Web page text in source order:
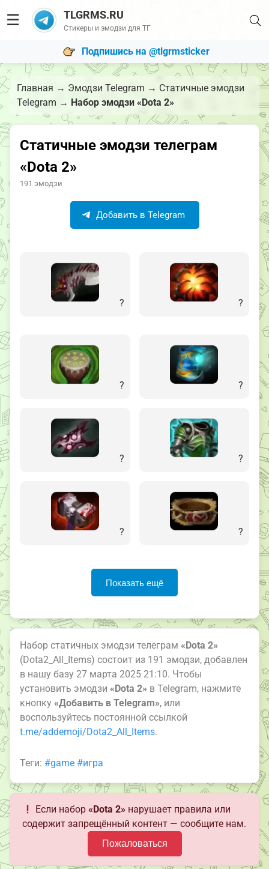
☰ TLGRMS.RU
Стикеры и эмодзи для ТГ
Подпишись на @tlgrmsticker
Главная → Эмодзи Telegram → Статичные эмодзи
Telegram → Набор эмодзи «Dota 2»
Статичные эмодзи телеграм
«Dota 2»
191 эмодзи
Добавить в Telegram
? ?
? ?
? ?
? ?
Показать ещё
Набор статичных эмодзи телеграм «Dota 2»
(Dota2_All_Items) состоит из 191 эмодзи, добавлен
в нашу базу 27 марта 2025 21:10. Чтобы
установить эмодзи «Dota 2» в Telegram, нажмите
кнопку «Добавить в Telegram», или
воспользуйтесь постоянной ссылкой
t.me/addemoji/Dota2_All_Items.
Теги: #game #игра
Если набор«Dota 2» нарушает правила или
содержит запрещённый контент — сообщите нам.
Пожаловаться